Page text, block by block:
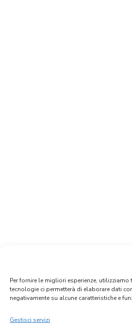
Per fornire le migliori esperienze,
tecnologie ci permetterà di elaborare dati
negativamente su alcune caratteristiche e
Gestisci servizi